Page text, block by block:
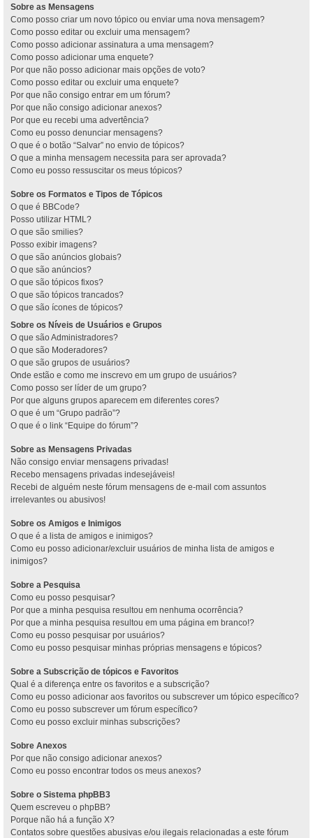
Sobre as Mensagens
Como posso criar um novo tópico ou enviar uma nova mensagem?
Como posso editar ou excluir uma mensagem?
Como posso adicionar assinatura a uma mensagem?
Como posso adicionar uma enquete?
Por que não posso adicionar mais opções de voto?
Como posso editar ou excluir uma enquete?
Por que não consigo entrar em um fórum?
Por que não consigo adicionar anexos?
Por que eu recebi uma advertência?
Como eu posso denunciar mensagens?
O que é o botão “Salvar” no envio de tópicos?
O que a minha mensagem necessita para ser aprovada?
Como eu posso ressuscitar os meus tópicos?
Sobre os Formatos e Tipos de Tópicos
O que é BBCode?
Posso utilizar HTML?
O que são smilies?
Posso exibir imagens?
O que são anúncios globais?
O que são anúncios?
O que são tópicos fixos?
O que são tópicos trancados?
O que são ícones de tópicos?
Sobre os Níveis de Usuários e Grupos
O que são Administradores?
O que são Moderadores?
O que são grupos de usuários?
Onde estão e como me inscrevo em um grupo de usuários?
Como posso ser líder de um grupo?
Por que alguns grupos aparecem em diferentes cores?
O que é um “Grupo padrão”?
O que é o link “Equipe do fórum”?
Sobre as Mensagens Privadas
Não consigo enviar mensagens privadas!
Recebo mensagens privadas indesejáveis!
Recebi de alguém neste fórum mensagens de e-mail com assuntos
irrelevantes ou abusivos!
Sobre os Amigos e Inimigos
O que é a lista de amigos e inimigos?
Como eu posso adicionar/excluir usuários de minha lista de amigos e
inimigos?
Sobre a Pesquisa
Como eu posso pesquisar?
Por que a minha pesquisa resultou em nenhuma ocorrência?
Por que a minha pesquisa resultou em uma página em branco!?
Como eu posso pesquisar por usuários?
Como eu posso pesquisar minhas próprias mensagens e tópicos?
Sobre a Subscrição de tópicos e Favoritos
Qual é a diferença entre os favoritos e a subscrição?
Como eu posso adicionar aos favoritos ou subscrever um tópico específico?
Como eu posso subscrever um fórum específico?
Como eu posso excluir minhas subscrições?
Sobre Anexos
Por que não consigo adicionar anexos?
Como eu posso encontrar todos os meus anexos?
Sobre o Sistema phpBB3
Quem escreveu o phpBB?
Porque não há a função X?
Contatos sobre questões abusivas e/ou ilegais relacionadas a este fórum